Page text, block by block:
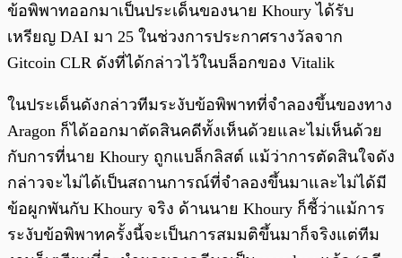
ข้อพิพาทออกมาเป็นประเด็นของนาย Khoury ได้รับ
เหรียญ DAI มา 25 ในช่วงการประกาศรางวัลจาก
Gitcoin CLR ดังที่ได้กล่าวไว้ในบล็อกของ Vitalik
ในประเด็นดังกล่าวทีมระงับข้อพิพาทที่จำลองขึ้นของทาง
Aragon ก็ได้ออกมาตัดสินคดีทั้งเห็นด้วยและไม่เห็นด้วย
กับการที่นาย Khoury ถูกแบล็กลิสต์ แม้ว่าการตัดสินใจดัง
กล่าวจะไม่ได้เป็นสถานการณ์ที่จำลองขึ้นมาและไม่ได้มี
ข้อผูกพันกับ Khoury จริง ด้านนาย Khoury ก็ชี้ว่าแม้การ
ระงับข้อพิพาทครั้งนี้จะเป็นการสมมติขึ้นมาก็จริงแต่ทีม